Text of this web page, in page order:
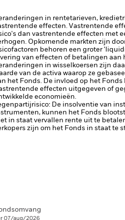
in rentetarieven,
effecten. Vastrentende
dan vastrentende effecten met
Opkomende markten zijn
behoren een groter
van effecten of betalingen
in wisselkoersen zijn
van de activa waarop ze
het Fonds. De invloed op het
effecten uitgegeven of
economieën.
De insolventie van
kunnen het Fonds
in staat vervallen rente uit te
zijn om het Fonds in staat te
07/aug/2026